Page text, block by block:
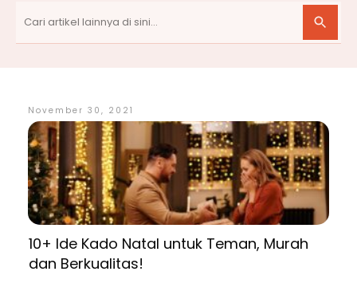
November 30, 2021
10+ Ide Kado Natal untuk Teman, Murah
dan Berkualitas!